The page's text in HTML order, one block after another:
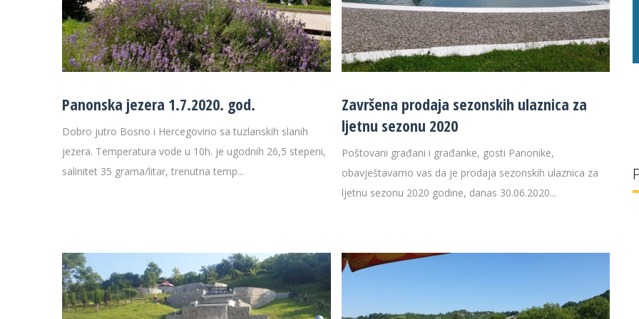
Panonska jezera 1.7.2020. god.
Dobro jutro Bosno i Hercegovino sa tuzlanskih slanih
jezera. Temperatura vode u 10h. je ugodnih 26,5 stepeni,
salinitet 35 grama/litar, trenutna temp...
Završena prodaja sezonskih ulaznica za
ljetnu sezonu 2020
Poštovani građani i građanke, gosti Panonike,
obavještavamo vas da je prodaja sezonskih ulaznica za
ljetnu sezonu 2020 godine, danas 30.06.2020...
29 °C 32 g/l 29 °C 32 g/l